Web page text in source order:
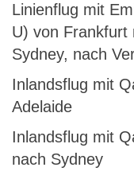
Linienflug mit
U) von Frankfurt
Sydney, nach
Inlandsflug mit
Adelaide
Inlandsflug mit
nach Sydney